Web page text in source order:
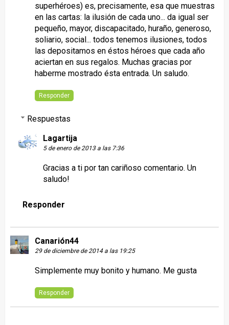
superhéroes) es, precisamente, esa que muestras
en las cartas: la ilusión de cada uno... da igual ser
pequeño, mayor, discapacitado, huraño, generoso,
soliario, social... todos tenemos ilusiones, todos
las depositamos en éstos héroes que cada año
aciertan en sus regalos. Muchas gracias por
haberme mostrado ésta entrada. Un saludo.
Responder
Respuestas
Lagartija
5 de enero de 2013 a las 7:36
Gracias a ti por tan cariñoso comentario. Un
saludo!
Responder
Canarión44
29 de diciembre de 2014 a las 19:25
Simplemente muy bonito y humano. Me gusta
Responder